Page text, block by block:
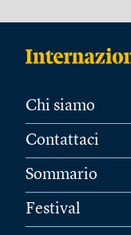
Chi siamo
Contattaci
Sommario
Festival